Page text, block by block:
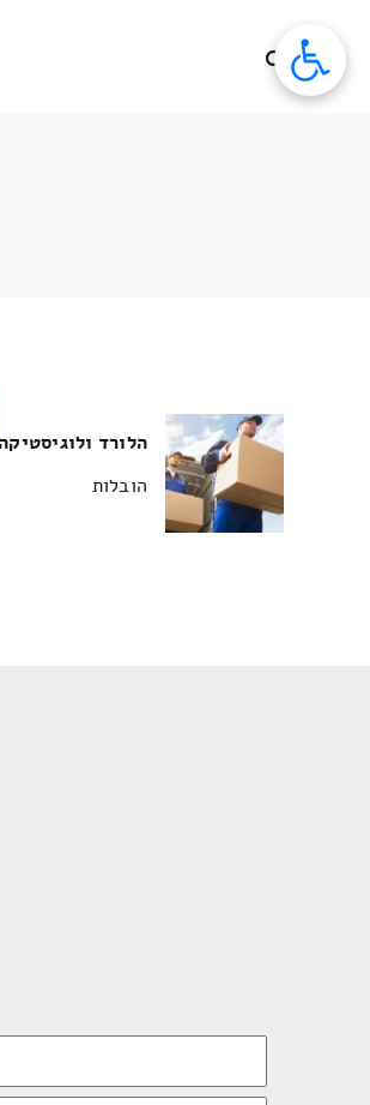
הלורד
הובלות